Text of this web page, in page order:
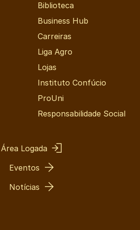
Biblioteca
Business Hub
Carreiras
Liga Agro
Lojas
Instituto Confúcio
ProUni
Responsabilidade Social
Área Logada
Eventos
Notícias